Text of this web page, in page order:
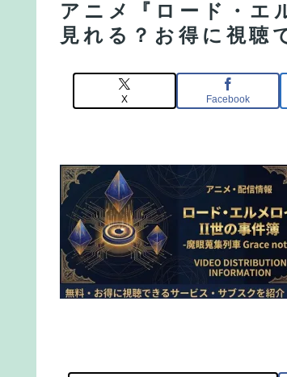
アニメ『ロード・エ
見れる？お得に視聴
X Facebook